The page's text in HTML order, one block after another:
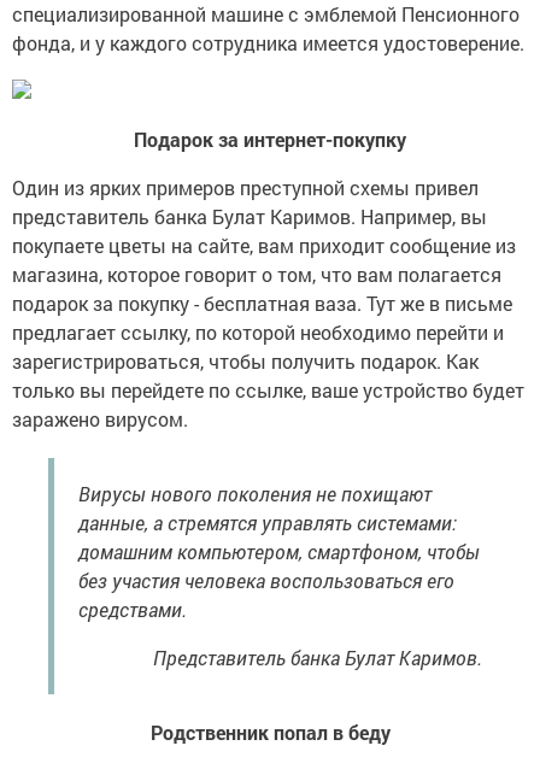
специализированной машине с эмблемой Пенсионного
фонда, и у каждого сотрудника имеется удостоверение.
Подарок за интернет-покупку
Один из ярких примеров преступной схемы привел
представитель банка Булат Каримов. Например, вы
покупаете цветы на сайте, вам приходит сообщение из
магазина, которое говорит о том, что вам полагается
подарок за покупку - бесплатная ваза. Тут же в письме
предлагает ссылку, по которой необходимо перейти и
зарегистрироваться, чтобы получить подарок. Как
только вы перейдете по ссылке, ваше устройство будет
заражено вирусом.
Вирусы нового поколения не похищают
данные, а стремятся управлять системами:
домашним компьютером, смартфоном, чтобы
без участия человека воспользоваться его
средствами.
Представитель банка Булат Каримов.
Родственник попал в беду